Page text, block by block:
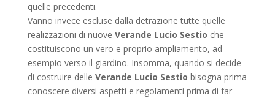
quelle precedenti.
Vanno invece escluse dalla detrazione tutte quelle
realizzazioni di nuove Verande Lucio Sestio che
costituiscono un vero e proprio ampliamento, ad
esempio verso il giardino. Insomma, quando si decide
di costruire delle Verande Lucio Sestio bisogna prima
conoscere diversi aspetti e regolamenti prima di far